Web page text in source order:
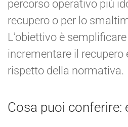
percorso operativo più
recupero o per lo
L’obiettivo è
incrementare il recupero
rispetto della normativa.
Cosa puoi conferire: